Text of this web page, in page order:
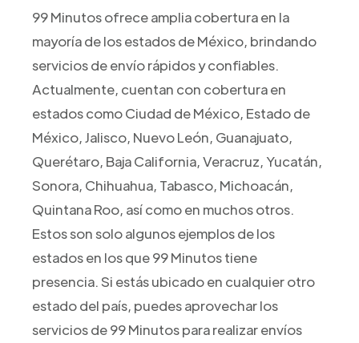
99 Minutos ofrece amplia cobertura en la
mayoría de los estados de México, brindando
servicios de envío rápidos y confiables.
Actualmente, cuentan con cobertura en
estados como Ciudad de México, Estado de
México, Jalisco, Nuevo León, Guanajuato,
Querétaro, Baja California, Veracruz, Yucatán,
Sonora, Chihuahua, Tabasco, Michoacán,
Quintana Roo, así como en muchos otros.
Estos son solo algunos ejemplos de los
estados en los que 99 Minutos tiene
presencia. Si estás ubicado en cualquier otro
estado del país, puedes aprovechar los
servicios de 99 Minutos para realizar envíos